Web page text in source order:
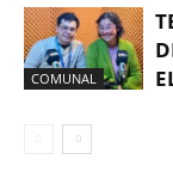
COMUNAL